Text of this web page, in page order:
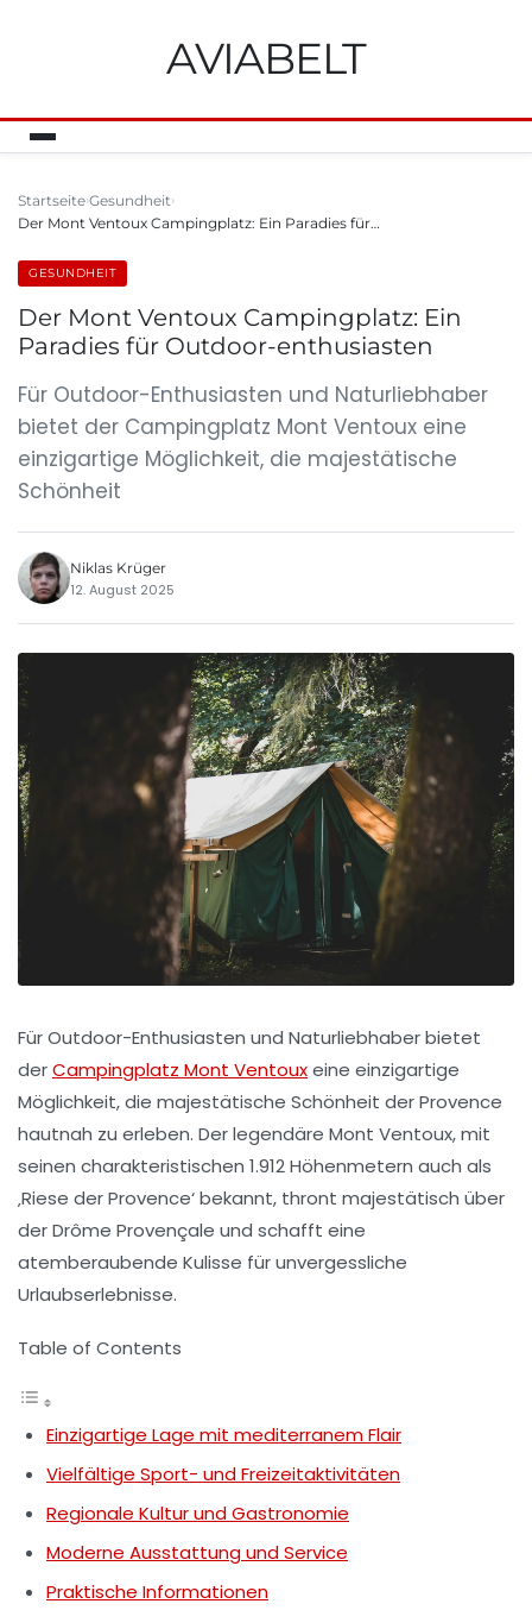
AVIABELT
Startseite Gesundheit
Der Mont Ventoux Campingplatz: Ein Paradies für…
GESUNDHEIT
Der Mont Ventoux Campingplatz: Ein
Paradies für Outdoor-enthusiasten
Für Outdoor-Enthusiasten und Naturliebhaber
bietet der Campingplatz Mont Ventoux eine
einzigartige Möglichkeit, die majestätische
Schönheit
Niklas Krüger
12. August 2025
Für Outdoor-Enthusiasten und Naturliebhaber bietet
derCampingplatz Mont Ventouxeine einzigartige
Möglichkeit, die majestätische Schönheit der Provence
hautnah zu erleben. Der legendäre Mont Ventoux, mit
seinen charakteristischen 1.912 Höhenmetern auch als
‚Riese der Provence‘ bekannt, thront majestätisch über
der Drôme Provençale und schafft eine
atemberaubende Kulisse für unvergessliche
Urlaubserlebnisse.
Table of Contents
Einzigartige Lage mit mediterranem Flair
Vielfältige Sport- und Freizeitaktivitäten
Regionale Kultur und Gastronomie
Moderne Ausstattung und Service
Praktische Informationen